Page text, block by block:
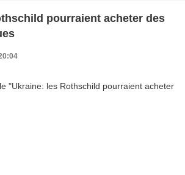
pourraient acheter des